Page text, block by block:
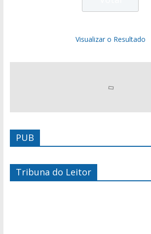
Visualizar o Resultado
PUB
Tribuna do Leitor